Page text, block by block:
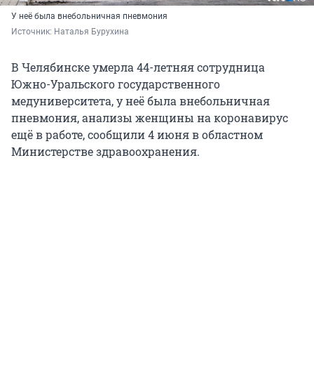
У неё была внебольничная пневмония
Источник: Наталья Бурухина
В Челябинске умерла 44-летняя сотрудница
Южно-Уральского государственного
медуниверситета, у неё была внебольничная
пневмония, анализы женщины на коронавирус
ещё в работе, сообщили 4 июня в областном
Министерстве здравоохранения.